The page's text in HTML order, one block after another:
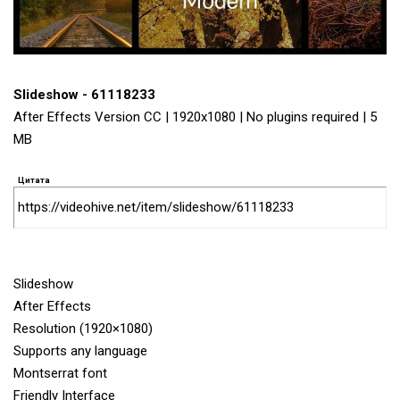
Slideshow - 61118233
After Effects Version CC | 1920x1080 | No plugins required | 5
MB
Цитата
https://videohive.net/item/slideshow/61118233
Slideshow
After Effects
Resolution (1920×1080)
Supports any language
Montserrat font
Friendly Interface